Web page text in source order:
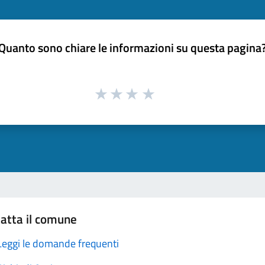
sono chiare le informazioni su questa
il comune
le domande frequenti